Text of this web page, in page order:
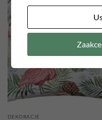
DEKORACJE